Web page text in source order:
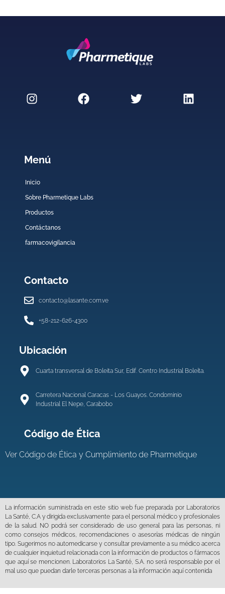
Menú
Inicio
Sobre Pharmetique Labs
Productos
Contáctanos
farmacovigilancia
Contacto
contacto@lasante.com.ve
+58-212-626-4300
Ubicación
Cuarta transversal de Boleita Sur, Edif. Centro Industrial Boleíta.
Carretera Nacional Caracas - Los Guayos. Condominio
Industrial El Nepe, Carabobo
Código de Ética
VerCódigo de Ética y Cumplimiento de Pharmetique
La información suministrada en este sitio web fue preparada por Laboratorios
La Santé, C.A y dirigida exclusivamente para el personal médico y profesionales
de la salud. NO podrá ser considerado de uso general para las personas, ni
como consejos médicos, recomendaciones o asesorías médicas de ningún
tipo. Sugerimos no automedicarse y consultar previamente a su médico acerca
de cualquier inquietud relacionada con la información de productos o fármacos
que aquí se mencionen. Laboratorios La Santé, S.A. no será responsable por el
mal uso que puedan darle terceras personas a la información aquí contenida